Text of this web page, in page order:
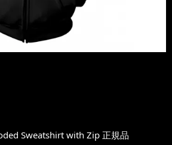
Sweatshirt with Zip 正規品